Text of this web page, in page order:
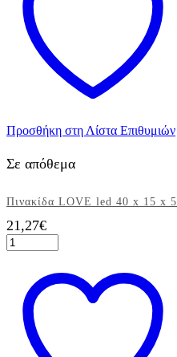
Mrs"
ποσότητα
Προσθήκη στη Λίστα Επιθυμιών
Σε απόθεμα
Πινακίδα LOVE led 40 x 15 x 5
21,27€
Πινακίδα
LOVE